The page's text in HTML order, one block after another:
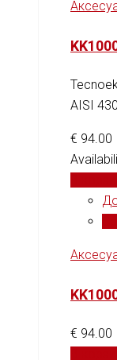
AISI
€ 94.00
€ 94.00